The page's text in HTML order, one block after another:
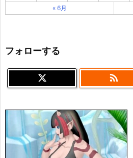
« 6月
フォローする
